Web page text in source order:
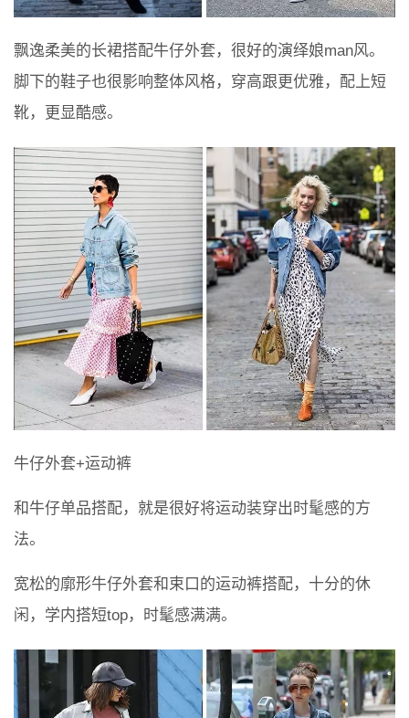
飘逸柔美的长裙搭配牛仔外套，很好的演绎娘man风。
脚下的鞋子也很影响整体风格，穿高跟更优雅，配上短
靴，更显酷感。
牛仔外套+运动裤
和牛仔单品搭配，就是很好将运动装穿出时髦感的方
法。
宽松的廓形牛仔外套和束口的运动裤搭配，十分的休
闲，学内搭短top，时髦感满满。